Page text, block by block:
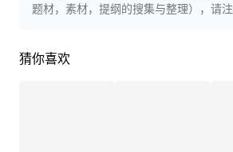
题材，素材，提纲的搜集与整理），请注
猜你喜欢